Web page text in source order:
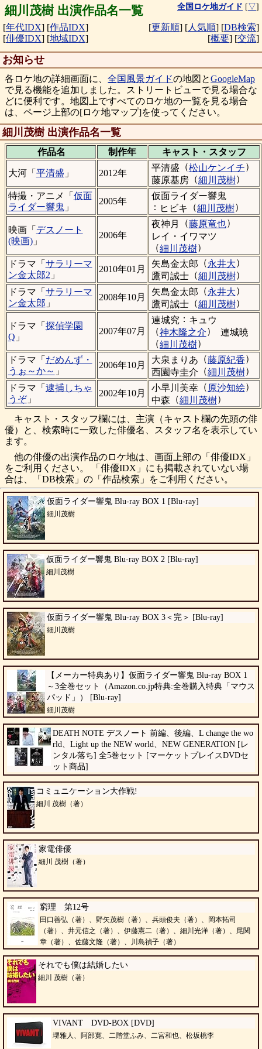
細川茂樹 出演作品名一覧 全国ロケ地ガイド [▽]
[年代IDX] [作品IDX]
[俳優IDX] [地域IDX]
[更新順] [人気順] [DB検索]
[概要] [交流]
お知らせ
各ロケ地の詳細画面に、 全国風景ガイドの地図とGoogleMap
で見る機能を追加しました。ストリートビューで見る場合な
どに便利です。地図上ですべてのロケ地の一覧を見る場合
は、ページ上部の[ロケ地マップ]を使ってください。
細川茂樹 出演作品名一覧
作品名 制作年 キャスト・ スタッフ
大河「 平清盛 」 2012年
平清盛 （松山ケンイチ）
藤原基房（細川茂樹）
特撮・アニメ「 仮面
ライダー響鬼」
2005年
仮面ライダー響鬼
： ヒビキ （細川茂樹）
映画「 デスノート
(映画)」
2006年
夜神月 （藤原竜也）
レイ・イワマツ
（細川茂樹）
ドラマ「 サラリーマ
ン金太郎2 」
2010年01月
矢島金太郎 （永井大）
鷹司誠士（細川茂樹）
ドラマ「 サラリーマ
ン金太郎 」
2008年10月
矢島金太郎 （永井大）
鷹司誠士（細川茂樹）
ドラマ「 探偵学園
Q 」
2007年07月
連城究 ： キュウ
（神木隆之介）
連城暁
（細川茂樹）
ドラマ「 だめんず・
うぉ～か～ 」
2006年10月
大泉まりあ （藤原紀香）
西園寺圭介 （細川茂樹）
ドラマ「 逮捕しちゃ
うぞ」
2002年10月
小早川美幸（ 原沙知絵）
中森 （細川茂樹）
キャスト・スタッフ欄には、主演（キャスト欄の先頭の俳
優）と、検索時に一致した俳優名、スタッフ名を表示してい
ます。
他の俳優の出演作品のロケ地は、画面上部の「俳優IDX」
をご利用ください。 「俳優IDX」にも掲載されていない場
合は、「DB検索」の「作品検索」をご利用ください。
仮面ライダー響鬼 Blu-ray BOX 1 [Blu-ray]
細川茂樹
仮面ライダー響鬼 Blu-ray BOX 2 [Blu-ray]
細川茂樹
仮面ライダー響鬼 Blu-ray BOX 3＜完＞ [Blu-ray]
細川茂樹
【メーカー特典あり】仮面ライダー響鬼 Blu-ray BOX 1
～3全巻セット（Amazon.co.jp特典:全巻購入特典「マウス
パッド」） [Blu-ray]
細川茂樹
DEATH NOTE デスノート 前編、後編、L change the wo
rld、Light up the NEW world、NEW GENERATION [レ
ンタル落ち] 全5巻セット [マーケットプレイスDVDセ
ット商品]
草太、中村育二、奥田達士
コミュニケーション大作戦!
細川 茂樹（著）
家電俳優
細川 茂樹（著）
窮理 第12号
田口善弘（著）、野矢茂樹（著）、兵頭俊夫（著）、岡本拓司
（著）、井元信之（著）、伊藤憲二（著）、細川光洋（著）、尾関
章（著）、佐藤文隆（著）、川島禎子（著）
それでも僕は結婚したい
細川 茂樹（著）
VIVANT DVD-BOX [DVD]
堺雅人、阿部寛、二階堂ふみ、二宮和也、松坂桃李